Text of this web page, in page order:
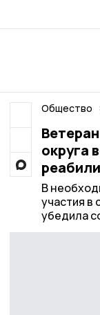
Общество
округа
В
участия в
убедила